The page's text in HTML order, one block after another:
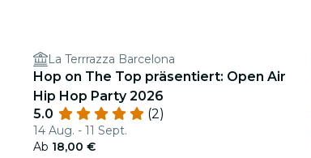
La Terrrazza Barcelona
Hop on The Top präsentiert: Open Air
Hip Hop Party 2026
5.0
(2)
14 Aug. - 11 Sept.
Ab 18,00 €